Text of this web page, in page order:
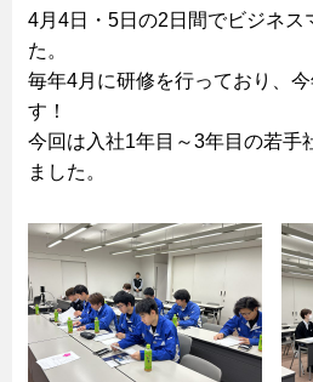
4月4日・5日の2日間でビジネス
た。
毎年4月に研修を行っており、
す！
今回は入社1年目～3年目の若手
ました。